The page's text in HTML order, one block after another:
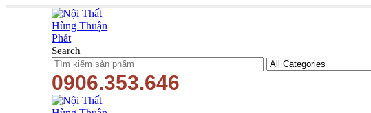
Search
0906.353.646